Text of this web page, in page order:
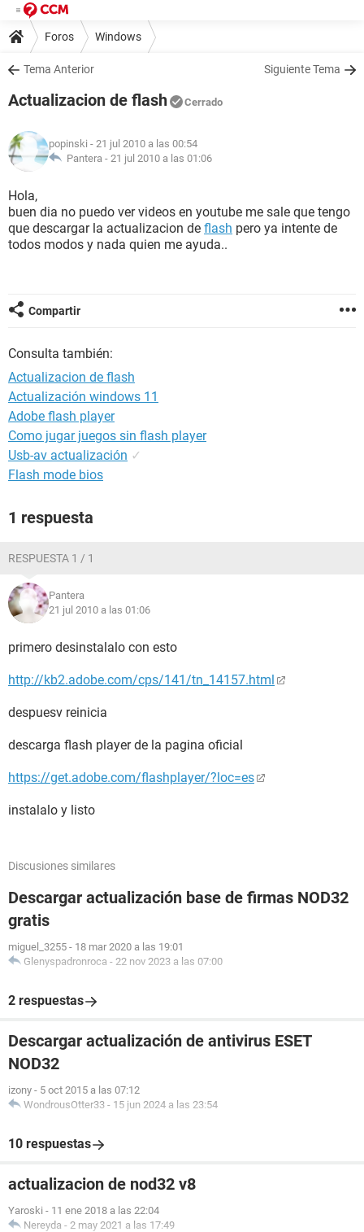
Foros Windows
Tema Anterior Siguiente Tema
Actualizacion de flash Cerrado
popinski - 21 jul 2010 a las 00:54
Pantera - 21 jul 2010 a las 01:06
Hola,
buen dia no puedo ver videos en youtube me sale que tengo
que descargar la actualizacion de flash pero ya intente de
todos modos y nada quien me ayuda..
Compartir
Consulta también:
Actualizacion de flash
Actualización windows 11
Adobe flash player
Como jugar juegos sin flash player
Usb-av actualización ✓
Flash mode bios
1 respuesta
RESPUESTA 1 / 1
Pantera
21 jul 2010 a las 01:06
primero desinstalalo con esto
http://kb2.adobe.com/cps/141/tn_14157.html
despuesv reinicia
descarga flash player de la pagina oficial
https://get.adobe.com/flashplayer/?loc=es
instalalo y listo
Discusiones similares
Descargar actualización base de firmas NOD32
gratis
miguel_3255 - 18 mar 2020 a las 19:01
Glenyspadronroca - 22 nov 2023 a las 07:00
2 respuestas
Descargar actualización de antivirus ESET
NOD32
izony - 5 oct 2015 a las 07:12
WondrousOtter33 - 15 jun 2024 a las 23:54
10 respuestas
actualizacion de nod32 v8
Yaroski - 11 ene 2018 a las 22:04
Nereyda - 2 may 2021 a las 17:49